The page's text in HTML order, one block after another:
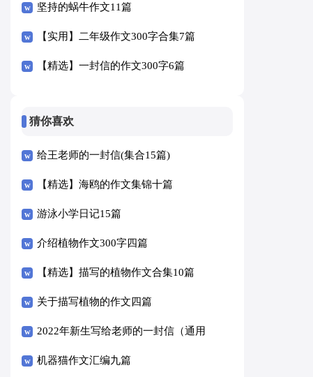
坚持的蜗牛作文11篇
【实用】二年级作文300字合集7篇
【精选】一封信的作文300字6篇
猜你喜欢
给王老师的一封信(集合15篇)
【精选】海鸥的作文集锦十篇
游泳小学日记15篇
介绍植物作文300字四篇
【精选】描写的植物作文合集10篇
关于描写植物的作文四篇
2022年新生写给老师的一封信（通用
8篇）
机器猫作文汇编九篇